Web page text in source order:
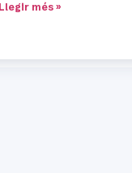
Llegir més »